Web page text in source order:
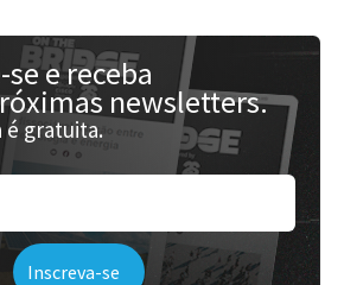
e receba
newsletters.
é gratuita.